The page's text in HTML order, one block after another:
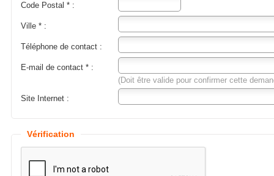
Code Postal * :
Ville * :
Téléphone de contact :
E-mail de contact * :
(Doit être valide pour confirmer cette
Site Internet :
Vérification